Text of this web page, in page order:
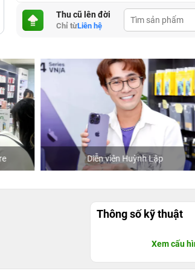
Thu cũ lên đời
Chỉ từLiên hệ
Diễn viên Huỳnh Lập Khách
Thông số kỹ thuật
Xem cấu